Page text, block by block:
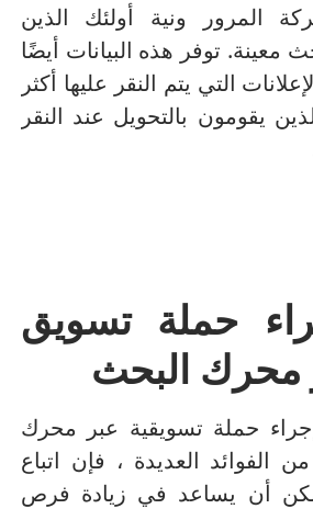
المرور ونية أولئك الذين
معينة. توفر هذه البيانات أيضًا
التي يتم النقر عليها أكثر
يقومون بالتحويل عند النقر
حملة تسويق
محرك البحث
حملة تسويقية عبر محرك
الفوائد العديدة ، فإن اتباع
أن يساعد في زيادة فرص